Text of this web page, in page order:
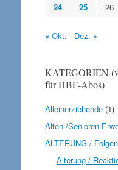
24
25 26
« Okt. Dez. »
KATEGORIEN
für HBF-Abos)
Alleinerziehende(1)
Alten-/Senioren-
ALTERUNG /
Alterung /